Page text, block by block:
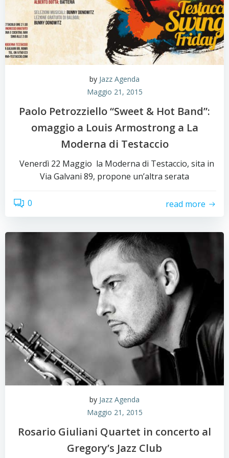
by Jazz Agenda
Maggio 21, 2015
Paolo Petrozziello “Sweet & Hot Band”:
omaggio a Louis Armostrong a La
Moderna di Testaccio
Venerdì 22 Maggio la Moderna di Testaccio, sita in
Via Galvani 89, propone un’altra serata
0 read more
by Jazz Agenda
Maggio 21, 2015
Rosario Giuliani Quartet in concerto al
Gregory’s Jazz Club